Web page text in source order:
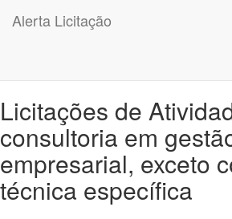
Alerta Licitação
Licitações de
consultoria em
empresarial, exceto
técnica específica